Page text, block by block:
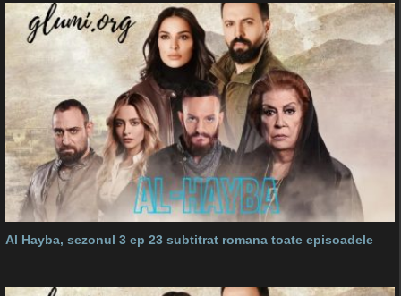
Al Hayba, sezonul 3 ep 23 subtitrat romana toate episoadele